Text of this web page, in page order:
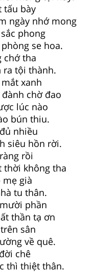
tấu bày
ngày nhớ mong
phong
se hoa.
chớ tha
ra tội thành.
xanh
chờ đao
lúc nào
bún thiu.
nhiều
siêu hồn rời.
rồi
thời không tha
già
tu thân.
phần
thần tạ ơn
sân
về quê.
chê
thì thiệt thân.